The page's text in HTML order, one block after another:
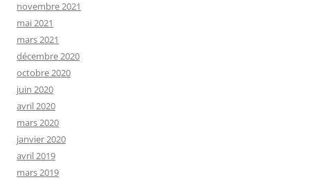
novembre 2021
mai 2021
mars 2021
décembre 2020
octobre 2020
juin 2020
avril 2020
mars 2020
janvier 2020
avril 2019
mars 2019